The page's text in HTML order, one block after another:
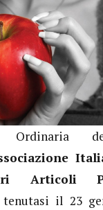
Ordinaria
Articoli
tenutasi il 23